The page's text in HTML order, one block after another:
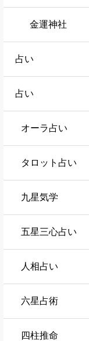
金運神社
占い
占い
オーラ占い
タロット占い
九星気学
五星三心占い
人相占い
六星占術
四柱推命